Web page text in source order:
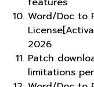
Word/Doc to
2026
Patch
limitations